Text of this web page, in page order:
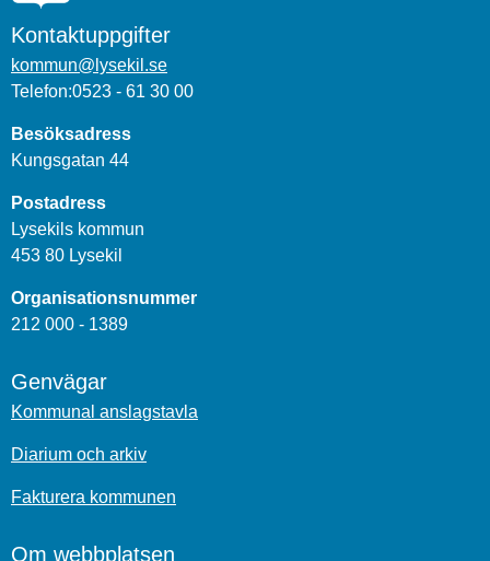
Kontaktuppgifter
kommun@lysekil.se
Telefon:0523 - 61 30 00
Besöksadress
Kungsgatan 44
Postadress
Lysekils kommun
453 80 Lysekil
Organisationsnummer
212 000 - 1389
Genvägar
Kommunal anslagstavla
Diarium och arkiv
Fakturera kommunen
Om webbplatsen